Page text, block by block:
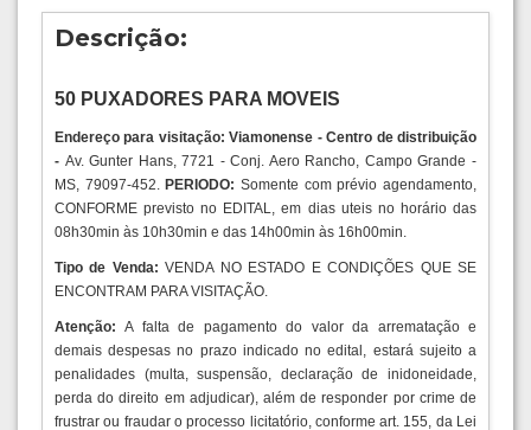
Descrição:
50 PUXADORES PARA MOVEIS
Endereço para visitação: Viamonense - Centro de distribuição
- Av. Gunter Hans, 7721 - Conj. Aero Rancho, Campo Grande -
MS, 79097-452.PERIODO: Somente com prévio agendamento,
CONFORME previsto no EDITAL, em dias uteis no horário das
08h30min às 10h30min e das 14h00min às 16h00min.
Tipo de Venda:VENDA NO ESTADO E CONDIÇÕES QUE SE
ENCONTRAM PARA VISITAÇÃO.
Atenção:A falta de pagamento do valor da arrematação e
demais despesas no prazo indicado no edital, estará sujeito a
penalidades (multa, suspensão, declaração de inidoneidade,
perda do direito em adjudicar), além de responder por crime de
frustrar ou fraudar o processo licitatório, conforme art. 155, da Lei